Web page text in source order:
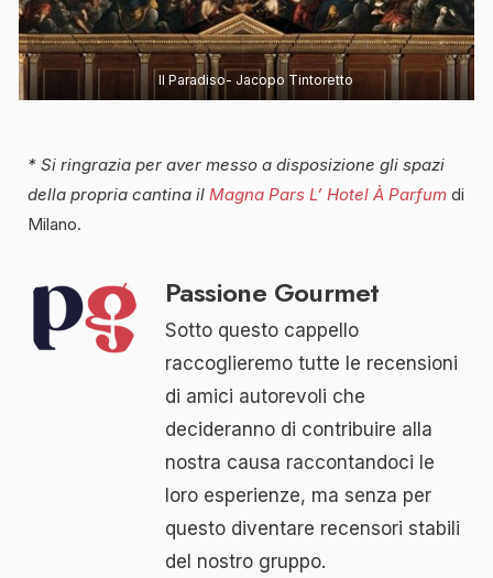
Il Paradiso- Jacopo Tintoretto
* Si ringrazia per aver messo a disposizione gli spazi
della propria cantina il Magna Pars L’ Hotel À Parfum di
Milano.
Passione Gourmet
Sotto questo cappello
raccoglieremo tutte le recensioni
di amici autorevoli che
decideranno di contribuire alla
nostra causa raccontandoci le
loro esperienze, ma senza per
questo diventare recensori stabili
del nostro gruppo.